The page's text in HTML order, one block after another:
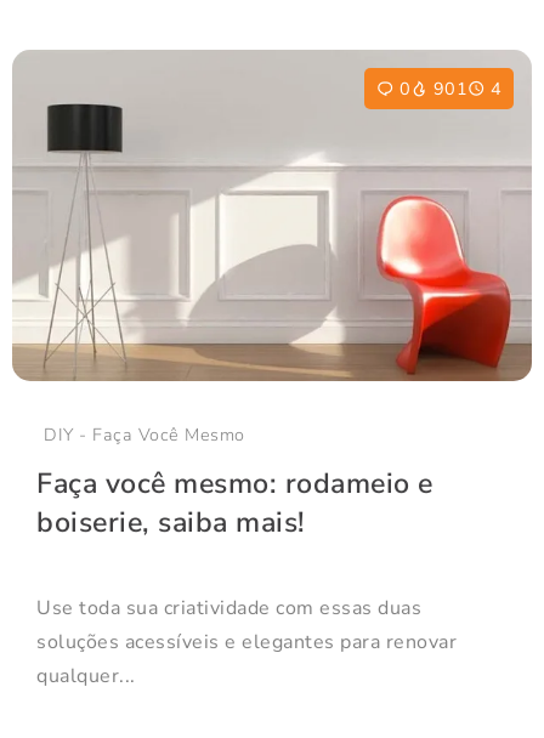
0 901 4
DIY - Faça Você Mesmo
Faça você mesmo: rodameio e
boiserie, saiba mais!
Use toda sua criatividade com essas duas
soluções acessíveis e elegantes para renovar
qualquer...